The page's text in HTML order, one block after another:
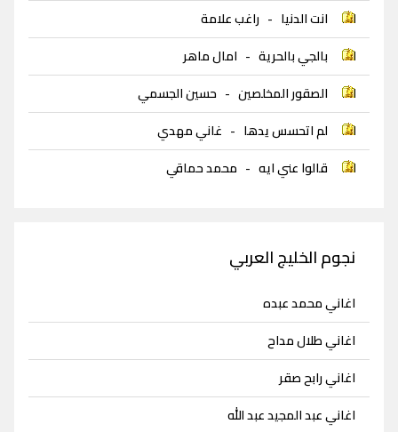
انت الدنيا - راغب علامة
بالجي بالحرية - امال ماهر
الصقور المخلصين - حسين الجسمي
لم اتحسس يدها - غاني مهدي
قالوا عني ايه - محمد حماقي
نجوم الخليج العربي
اغاني محمد عبده
اغاني طلال مداح
اغاني رابح صقر
اغاني عبد المجيد عبد الله